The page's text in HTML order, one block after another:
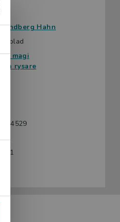
Hahn
magi
och rysare